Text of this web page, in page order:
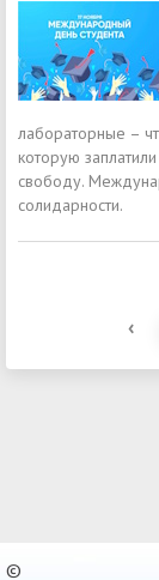
лабораторные –
которую
свободу.
солидарности.
‹
©